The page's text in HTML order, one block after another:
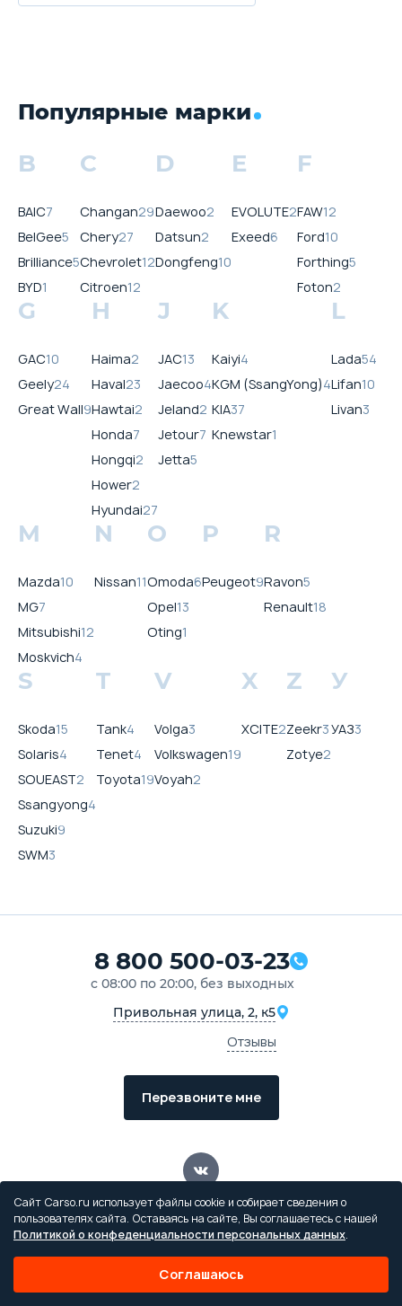
Популярные марки
B
BAIC7
BelGee5
Brilliance5
BYD1
C
Changan29
Chery27
Chevrolet12
Citroen12
D
Daewoo2
Datsun2
Dongfeng10
E
EVOLUTE2
Exeed6
F
FAW12
Ford10
Forthing5
Foton2
G
GAC10
Geely24
Great Wall9
H
Haima2
Haval23
Hawtai2
Honda7
Hongqi2
Hower2
Hyundai27
J
JAC13
Jaecoo4
Jeland2
Jetour7
Jetta5
K
Kaiyi4
KGM (SsangYong)4
KIA37
Knewstar1
L
Lada54
Lifan10
Livan3
M
Mazda10
MG7
Mitsubishi12
Moskvich4
N
Nissan11
O
Omoda6
Opel13
Oting1
P
Peugeot9
R
Ravon5
Renault18
S
Skoda15
Solaris4
SOUEAST2
Ssangyong4
Suzuki9
SWM3
T
Tank4
Tenet4
Toyota19
V
Volga3
Volkswagen19
Voyah2
X
XCITE2
Z
Zeekr3
Zotye2
У
УАЗ3
8 800 500-03-23
с 08:00 по 20:00, без выходных
Привольная улица, 2, к5
Отзывы
Перезвоните мне
каких условиях не является публичной офертой,
определяемой положением ч. 2 ст. 437 Гражданского кодекса
Сайт Carso.ru использует файлы cookie и собирает сведения о
пользователях сайта. Оставаясь на сайте, Вы соглашаетесь с нашей
Политикой о конфеденциальности персональных данных.
Соглашаюсь